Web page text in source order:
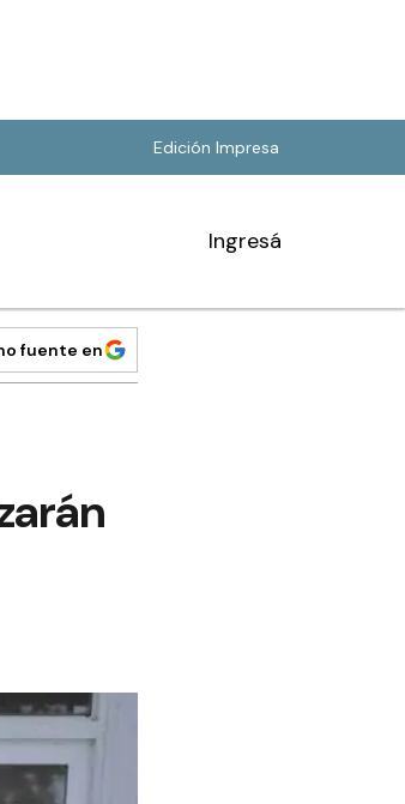
Edición Impresa
Ingresá
fuente en